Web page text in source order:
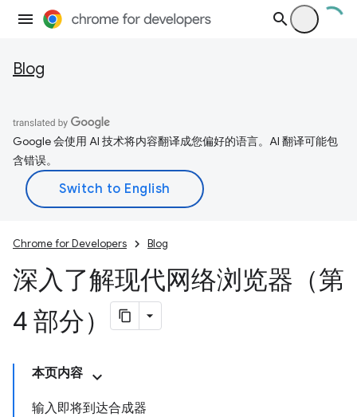
Blog
Google 会使用 AI 技术将内容翻译成您偏好的语言。AI 翻译可能包
含错误。
Chrome for Developers Blog
深入了解现代网络浏览器（第
4 部分）
本页内容
输入即将到达合成器